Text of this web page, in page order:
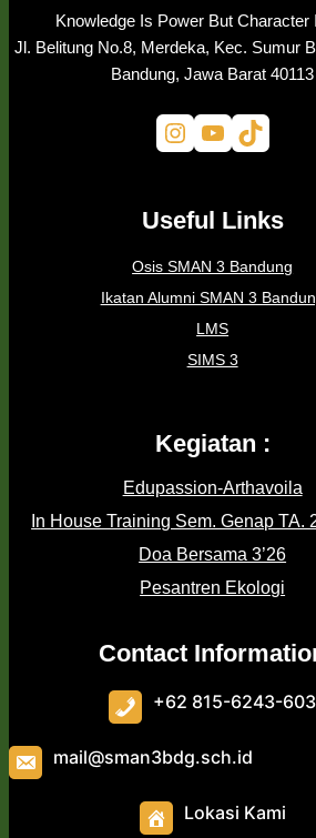
Knowledge Is Power But Character
Jl. Belitung No.8, Merdeka, Kec. Sumur
Bandung, Jawa Barat 40113
Instagram YouTube TikTok
Useful Links
Osis SMAN 3 Bandung
Ikatan Alumni SMAN 3
LMS
SIMS 3
Kegiatan :
Edupassion-Arthavoila
In House Training Sem. Genap TA.
Doa Bersama 3’26
Pesantren Ekologi
Contact
+62 815-6243-603
mail@sman3bdg.sch.id
Lokasi Kami